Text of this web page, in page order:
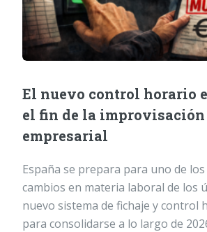
El nuevo control horario
el fin de la improvisación
empresarial
España se prepara para uno de
cambios en materia laboral de los
nuevo sistema de fichaje y control
para consolidarse a lo largo de